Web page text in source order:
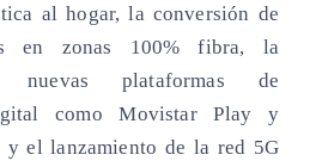
al hogar, la conversión de
en zonas 100% fibra, la
nuevas plataformas de
como Movistar Play y
el lanzamiento de la red 5G